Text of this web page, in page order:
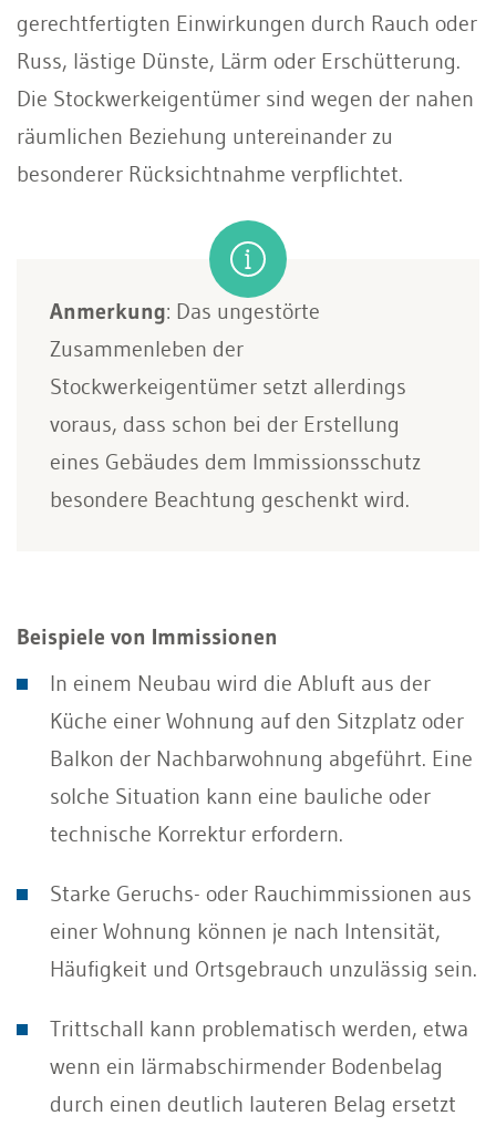
gerechtfertigten Einwirkungen durch Rauch oder
Russ, lästige Dünste, Lärm oder Erschütterung.
Die Stockwerkeigentümer sind wegen der nahen
räumlichen Beziehung untereinander zu
besonderer Rücksichtnahme verpflichtet.
Anmerkung: Das ungestörte
Zusammenleben der
Stockwerkeigentümer setzt allerdings
voraus, dass schon bei der Erstellung
eines Gebäudes dem Immissionsschutz
besondere Beachtung geschenkt wird.
Beispiele von Immissionen
In einem Neubau wird die Abluft aus der
Küche einer Wohnung auf den Sitzplatz oder
Balkon der Nachbarwohnung abgeführt. Eine
solche Situation kann eine bauliche oder
technische Korrektur erfordern.
Starke Geruchs- oder Rauchimmissionen aus
einer Wohnung können je nach Intensität,
Häufigkeit und Ortsgebrauch unzulässig sein.
Trittschall kann problematisch werden, etwa
wenn ein lärmabschirmender Bodenbelag
durch einen deutlich lauteren Belag ersetzt